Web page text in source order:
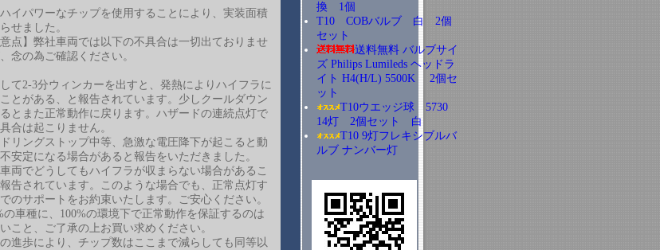
イパワーなチップを使用することにより、実装面積
せました。
意点】弊社車両では以下の不具合は一切出ておりませ
念の為ご確認ください。
て2-3分ウィンカーを出すと、発熱によりハイフラに
とがある、と報告されています。少しクールダウン
とまた正常動作に戻ります。ハザードの連続点灯で
合は起こりません。
リングストップ中等、急激な電圧降下が起こると動
安定になる場合があると報告をいただきました。
両でどうしてもハイフラが収まらない場合があるこ
告されています。このような場合でも、正常点灯す
のサポートをお約束いたします。ご安心ください。
の車種に、100%の環境下で正常動作を保証するのは
こと、ご了承の上お買い求めください。
進歩により、チップ数はここまで減らしても同等以
換 1個
T10 COBバルブ 白 2個
セット
送料無料 バルブサイ
ズ Philips Lumileds ヘッドラ
イト H4(H/L) 5500K 2個セ
ット
T10ウエッジ球 5730
14灯 2個セット 白
T10 9灯フレキシブルバ
ルブ ナンバー灯